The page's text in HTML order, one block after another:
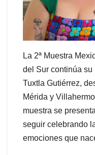
La 2ª Muestra
del Sur continúa
Tuxtla Gutiérrez,
Mérida y
muestra se
seguir celebrando
emociones que